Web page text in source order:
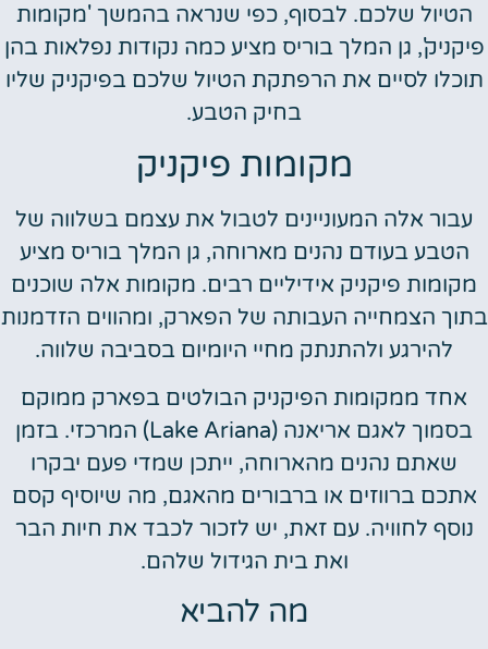
הטיול שלכם. לבסוף, כפי שנראה בהמשך 'מקומות
פיקניק', גן המלך בוריס מציע כמה נקודות נפלאות בהן
תוכלו לסיים את הרפתקת הטיול שלכם בפיקניק שליו
בחיק הטבע.
מקומות פיקניק
עבור אלה המעוניינים לטבול את עצמם בשלווה של
הטבע בעודם נהנים מארוחה, גן המלך בוריס מציע
מקומות פיקניק אידיליים רבים. מקומות אלה שוכנים
בתוך הצמחייה העבותה של הפארק, ומהווים הזדמנות
להירגע ולהתנתק מחיי היומיום בסביבה שלווה.
אחד ממקומות הפיקניק הבולטים בפארק ממוקם
בסמוך לאגם אריאנה (Lake Ariana) המרכזי. בזמן
שאתם נהנים מהארוחה, ייתכן שמדי פעם יבקרו
אתכם ברווזים או ברבורים מהאגם, מה שיוסיף קסם
נוסף לחוויה. עם זאת, יש לזכור לכבד את חיות הבר
ואת בית הגידול שלהם.
מה להביא